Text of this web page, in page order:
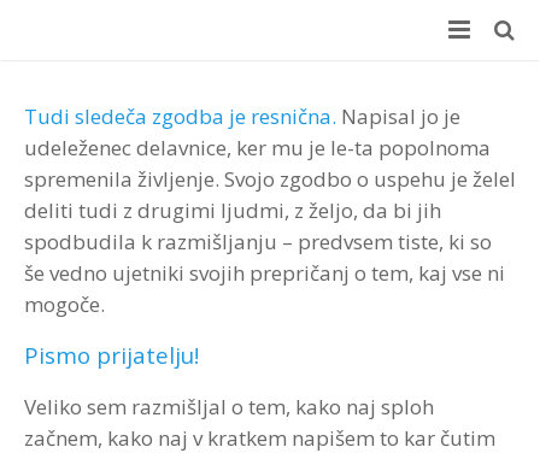
E-učenje
E-učenje
+100 Online usposabljanj
Prednosti za podjetja
Prednosti za zaposlene
Brezplačen preizkus
Učni center
Učni center
Koristi za podjetje
Koristi za zaposlene
Kaj vsebuje
Delavnice
Delavnice
Različne možnosti izvedbe
Velik izbor delavnic
Coaching
Coaching
Coaching – reference
Merjenje učinkov (ROI)
ROI Boot Camp (SLO)
Testiranje
Tudi sledeča zgodba je resnična. Napisal jo je
udeleženec delavnice, ker mu je le-ta popolnoma
spremenila življenje. Svojo zgodbo o uspehu je želel
deliti tudi z drugimi ljudmi, z željo, da bi jih
spodbudila k razmišljanju – predvsem tiste, ki so
še vedno ujetniki svojih prepričanj o tem, kaj vse ni
mogoče.
Pismo prijatelju!
Veliko sem razmišljal o tem, kako naj sploh
začnem, kako naj v kratkem napišem to kar čutim